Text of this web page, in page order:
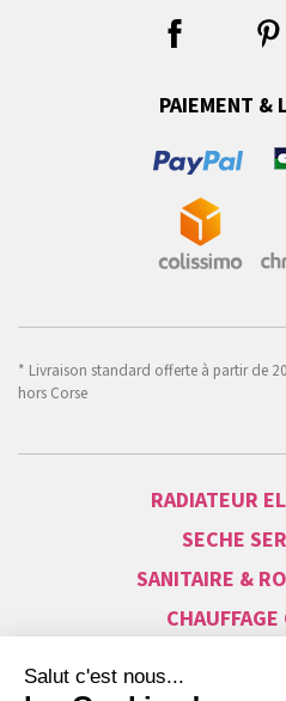
PAIEMENT &
* Livraison standard offerte à partir de
hors Corse
RADIATEUR
SECHE
SANITAIRE &
ALARME &